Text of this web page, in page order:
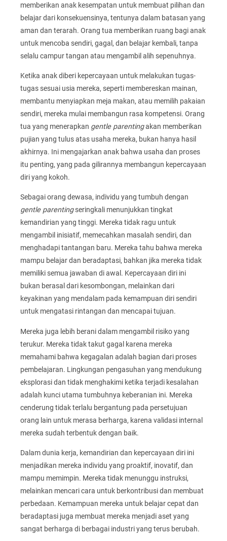
memberikan anak kesempatan untuk membuat pilihan dan
belajar dari konsekuensinya, tentunya dalam batasan yang
aman dan terarah. Orang tua memberikan ruang bagi anak
untuk mencoba sendiri, gagal, dan belajar kembali, tanpa
selalu campur tangan atau mengambil alih sepenuhnya.
Ketika anak diberi kepercayaan untuk melakukan tugas-
tugas sesuai usia mereka, seperti membereskan mainan,
membantu menyiapkan meja makan, atau memilih pakaian
sendiri, mereka mulai membangun rasa kompetensi. Orang
tua yang menerapkan gentle parentingakan memberikan
pujian yang tulus atas usaha mereka, bukan hanya hasil
akhirnya. Ini mengajarkan anak bahwa usaha dan proses
itu penting, yang pada gilirannya membangun kepercayaan
diri yang kokoh.
Sebagai orang dewasa, individu yang tumbuh dengan
gentle parentingseringkali menunjukkan tingkat
kemandirian yang tinggi. Mereka tidak ragu untuk
mengambil inisiatif, memecahkan masalah sendiri, dan
menghadapi tantangan baru. Mereka tahu bahwa mereka
mampu belajar dan beradaptasi, bahkan jika mereka tidak
memiliki semua jawaban di awal. Kepercayaan diri ini
bukan berasal dari kesombongan, melainkan dari
keyakinan yang mendalam pada kemampuan diri sendiri
untuk mengatasi rintangan dan mencapai tujuan.
Mereka juga lebih berani dalam mengambil risiko yang
terukur. Mereka tidak takut gagal karena mereka
memahami bahwa kegagalan adalah bagian dari proses
pembelajaran. Lingkungan pengasuhan yang mendukung
eksplorasi dan tidak menghakimi ketika terjadi kesalahan
adalah kunci utama tumbuhnya keberanian ini. Mereka
cenderung tidak terlalu bergantung pada persetujuan
orang lain untuk merasa berharga, karena validasi internal
mereka sudah terbentuk dengan baik.
Dalam dunia kerja, kemandirian dan kepercayaan diri ini
menjadikan mereka individu yang proaktif, inovatif, dan
mampu memimpin. Mereka tidak menunggu instruksi,
melainkan mencari cara untuk berkontribusi dan membuat
perbedaan. Kemampuan mereka untuk belajar cepat dan
beradaptasi juga membuat mereka menjadi aset yang
sangat berharga di berbagai industri yang terus berubah.